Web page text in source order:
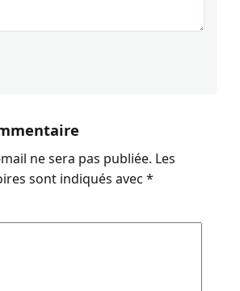
ne sera pas publiée. Les
sont indiqués avec *